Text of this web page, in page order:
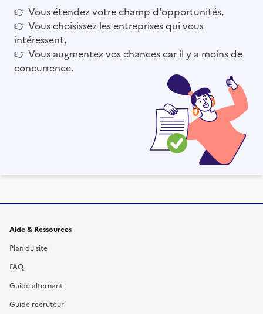
👉 Vous étendez votre champ d'opportunités,
👉 Vous choisissez les entreprises qui vous
intéressent,
👉 Vous augmentez vos chances car il y a moins de
concurrence.
Informations et liens du site
Aide & Ressources
Plan du site
FAQ
Guide alternant
Guide recruteur